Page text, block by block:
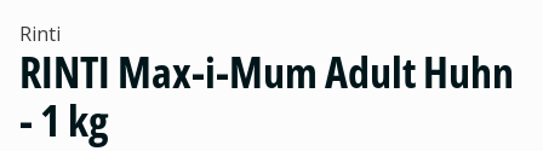
Rinti
RINTI Max-i-Mum Adult Huhn
- 1 kg